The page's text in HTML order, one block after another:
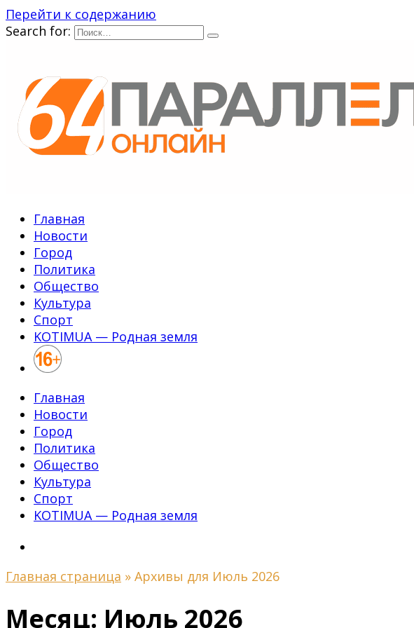
Перейти к содержанию
Search for:
Главная
Новости
Город
Политика
Общество
Культура
Спорт
KOTIMUA — Родная земля
Главная
Новости
Город
Политика
Общество
Культура
Спорт
KOTIMUA — Родная земля
Главная страница » Архивы для Июль 2026
Месяц: Июль 2026